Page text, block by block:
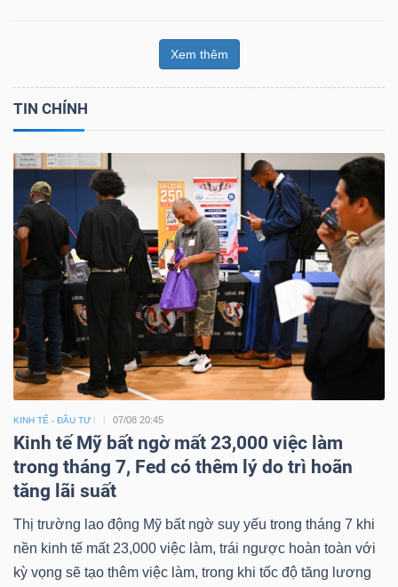
Xem thêm
TIN CHÍNH
KINH TẾ - ĐẦU TƯ 07/08 20:45
Kinh tế Mỹ bất ngờ mất 23,000 việc làm
trong tháng 7, Fed có thêm lý do trì hoãn
tăng lãi suất
Thị trường lao động Mỹ bất ngờ suy yếu trong tháng 7 khi
nền kinh tế mất 23,000 việc làm, trái ngược hoàn toàn với
kỳ vọng sẽ tạo thêm việc làm, trong khi tốc độ tăng lương